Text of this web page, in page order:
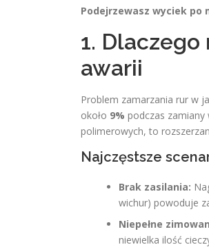
Podejrzewasz wyciek po
1.
awarii
Problem zamarzania rur w
około 9% podczas zamiany
polimerowych, to
Najczęstsze
Brak zasilania:
wichur) powoduje
Niepełne
niewielka ilość